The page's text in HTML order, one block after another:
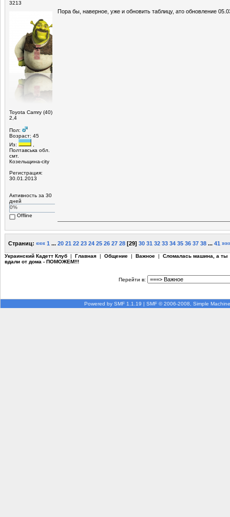
3213
Toyota Camry (40)
2,4
Пол:
Возраст: 45
Из:
Полтавська обл.
смт.
Козельщина-city
Регистрация:
30.01.2013
Активность за 30
дней
0%
Offline
Пора бы, наверное, уже и обновить таблицу, ато обновление
Страниц: ««« 1 ... 20 21 22 23 24 25 26 27 28 [29] 30 31 32 33 34 35 36 37 38 ... 41
Украинский Кадетт Клуб | Главная | Общение | Важное | Сломалась машина, а ты
вдали от дома - ПОМОЖЕМ!!!
Перейти в:
Powered by SMF 1.1.19 | SMF © 2006-2008, Simple